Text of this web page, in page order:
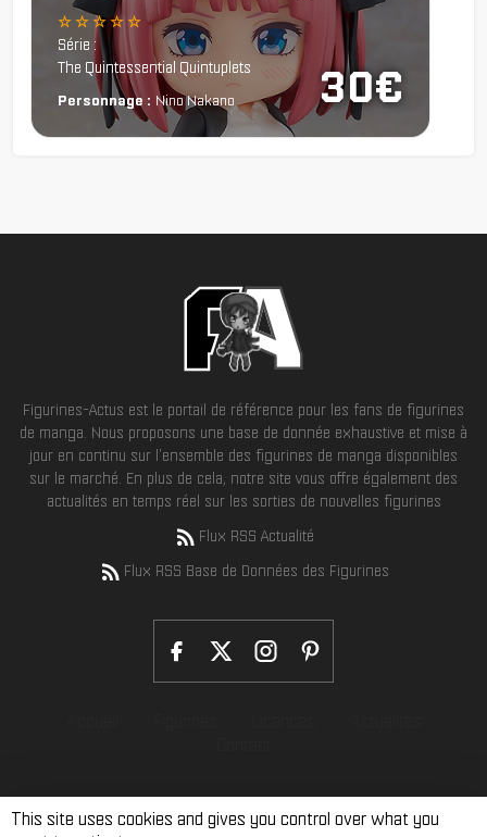
30€
☆ ☆ ☆ ☆ ☆
Série :
The Quintessential Quintuplets
Personnage : Nino Nakano
Figurines-Actus est le portail de référence pour les fans de figurines
de manga. Nous proposons une base de donnée exhaustive et mise à
jour en continu sur l'ensemble des figurines de manga disponibles
sur le marché. En plus de cela, notre site vous offre également des
actualités en temps réel sur les sorties de nouvelles figurines
Flux RSS Actualité
Flux RSS Base de Données des Figurines
This site uses cookies and gives you control over what you